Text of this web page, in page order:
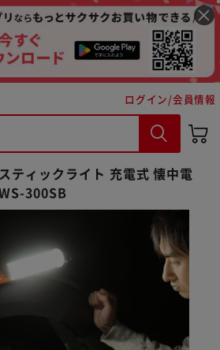
ログイン/会員情報
ティックライト 充電式 懐中電
300SB
い